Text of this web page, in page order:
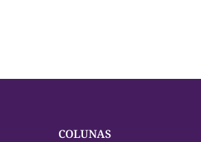
COLUNAS